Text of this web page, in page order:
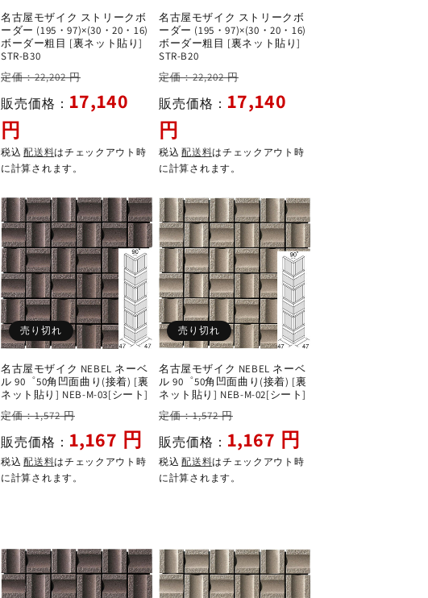
名古屋モザイク ストリークボ
ーダー (195・97)×(30・20・16)
ボーダー粗目 [裏ネット貼り]
STR-B30
通
常
価
格
定価：22,202 円
ー
ル
格
販売価格： 17,140
円
税込配送料はチェックアウト時
に計算されます。
名古屋モザイク ストリークボ
ーダー (195・97)×(30・20・16)
ボーダー粗目 [裏ネット貼り]
STR-B20
通
常
価
格
定価：22,202 円
ー
ル
格
販売価格： 17,140
円
税込配送料はチェックアウト時
に計算されます。
売り切れ
名古屋モザイク NEBEL ネーベ
ル 90゜50角凹面曲り(接着) [裏
ネット貼り] NEB-M-03[シート]
通
常
価
格
定価：1,572 円
ー
ル
販売価格： 1,167 円
税込配送料はチェックアウト時
に計算されます。
売り切れ
名古屋モザイク NEBEL ネーベ
ル 90゜50角凹面曲り(接着) [裏
ネット貼り] NEB-M-02[シート]
通
常
価
格
定価：1,572 円
ー
ル
販売価格： 1,167 円
税込配送料はチェックアウト時
に計算されます。